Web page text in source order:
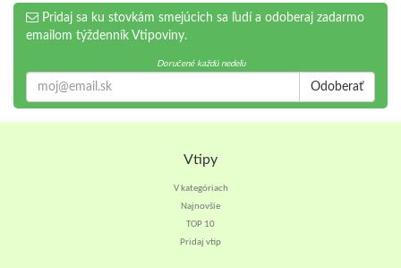
Pridaj sa ku stovkám smejúcich sa ľudí a odoberaj zadarmo
emailom týždenník Vtipoviny.
Doručené každú nedeľu
Odoberať
Vtipy
V kategóriach
Najnovšie
TOP 10
Pridaj vtip